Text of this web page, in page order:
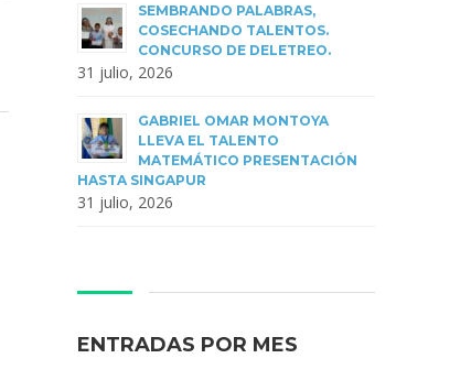
SEMBRANDO PALABRAS,
COSECHANDO TALENTOS.
CONCURSO DE DELETREO.
31 julio, 2026
GABRIEL OMAR MONTOYA
LLEVA EL TALENTO
MATEMÁTICO PRESENTACIÓN
HASTA SINGAPUR
31 julio, 2026
ENTRADAS POR MES